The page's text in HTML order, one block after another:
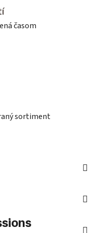
časom
sortiment